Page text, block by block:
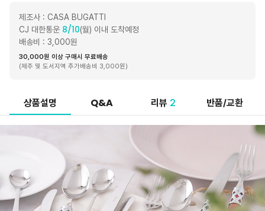
제조사 : CASA BUGATTI
CJ 대한통운 8/10(월) 이내 도착예정
배송비 : 3,000원
30,000원 이상 구매시 무료배송
(제주 및 도서지역 추가배송비 3,000원)
상품설명 Q&A 리뷰 2 반품/교환